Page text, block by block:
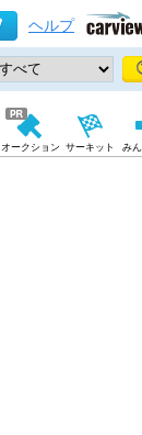
ヘルプ
オークション サーキット み